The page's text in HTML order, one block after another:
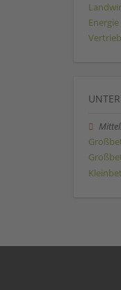
Energie
Vertrieb